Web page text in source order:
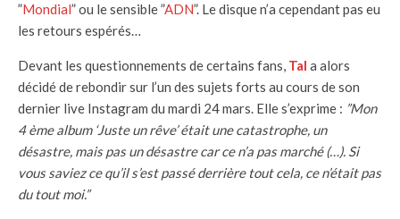
”Mondial” ou le sensible ”ADN”. Le disque n’a cependant pas eu
les retours espérés…
Devant les questionnements de certains fans, Tal a alors
décidé de rebondir sur l’un des sujets forts au cours de son
dernier live Instagram du mardi 24 mars. Elle s’exprime : ”Mon
4 ème album ‘Juste un rêve’ était une catastrophe, un
désastre, mais pas un désastre car ce n’a pas marché (…). Si
vous saviez ce qu’il s’est passé derrière tout cela, ce n’était pas
du tout moi.”